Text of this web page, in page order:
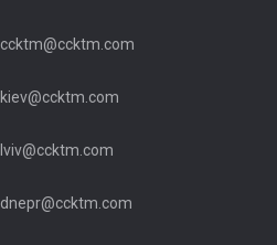
ccktm@ccktm.com
kiev@ccktm.com
lviv@ccktm.com
dnepr@ccktm.com